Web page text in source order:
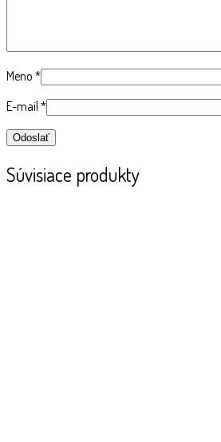
Meno *
E-mail *
Súvisiace produkty